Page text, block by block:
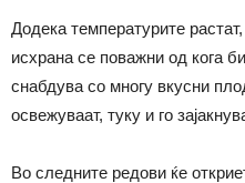
Додека температурите
исхрана се поважни од кога
снабдува со многу вкусни
освежуваат, туку и го
Во следните редови ќе